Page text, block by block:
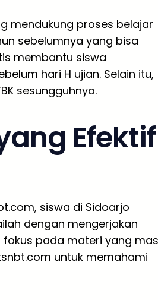
mendukung proses belajar
sebelumnya yang bisa
membantu siswa
hari H ujian. Selain itu,
sesungguhnya.
Efektif
siswa di Sidoarjo
dengan mengerjakan
pada materi yang
untuk memahami